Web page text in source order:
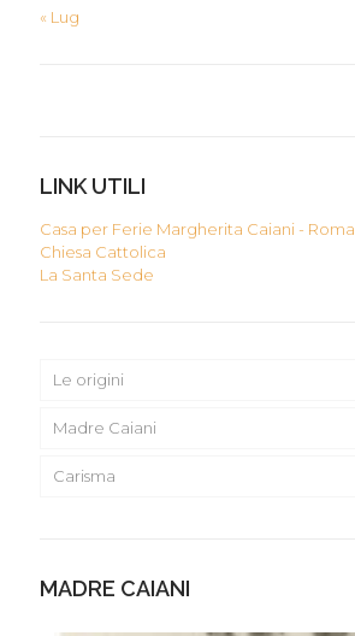
« Lug
LINK UTILI
Casa per Ferie Margherita Caiani - Roma
Chiesa Cattolica
La Santa Sede
Le origini
Madre Caiani
Carisma
MADRE CAIANI